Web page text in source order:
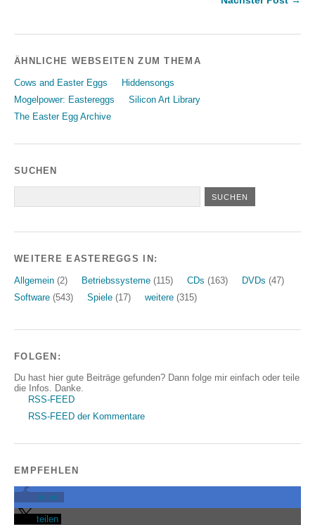
ÄHNLICHE WEBSEITEN ZUM THEMA
Cows and Easter Eggs
Hiddensongs
Mogelpower: Eastereggs
Silicon Art Library
The Easter Egg Archive
SUCHEN
WEITERE EASTEREGGS IN:
Allgemein (2) Betriebssysteme (115) CDs (163) DVDs (47)
Software (543) Spiele (17) weitere (315)
FOLGEN:
Du hast hier gute Beiträge gefunden? Dann folge mir einfach oder teile
die Infos. Danke.
RSS-FEED
RSS-FEED der Kommentare
EMPFEHLEN
teilen
teilen